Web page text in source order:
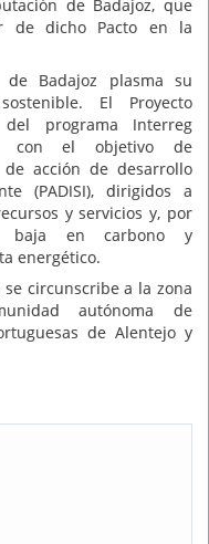
de Badajoz, que
de dicho Pacto en la
Badajoz plasma su
El Proyecto
del programa Interreg
con el objetivo de
acción de desarrollo
(PADISI), dirigidos a
y servicios y, por
baja en carbono y
energético.
circunscribe a la zona
autónoma de
de Alentejo y